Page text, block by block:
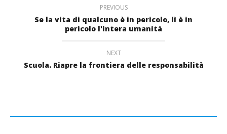
PREVIOUS
Se la vita di qualcuno è in pericolo, lì è in
pericolo l'intera umanità
NEXT
Scuola. Riapre la frontiera delle responsabilità